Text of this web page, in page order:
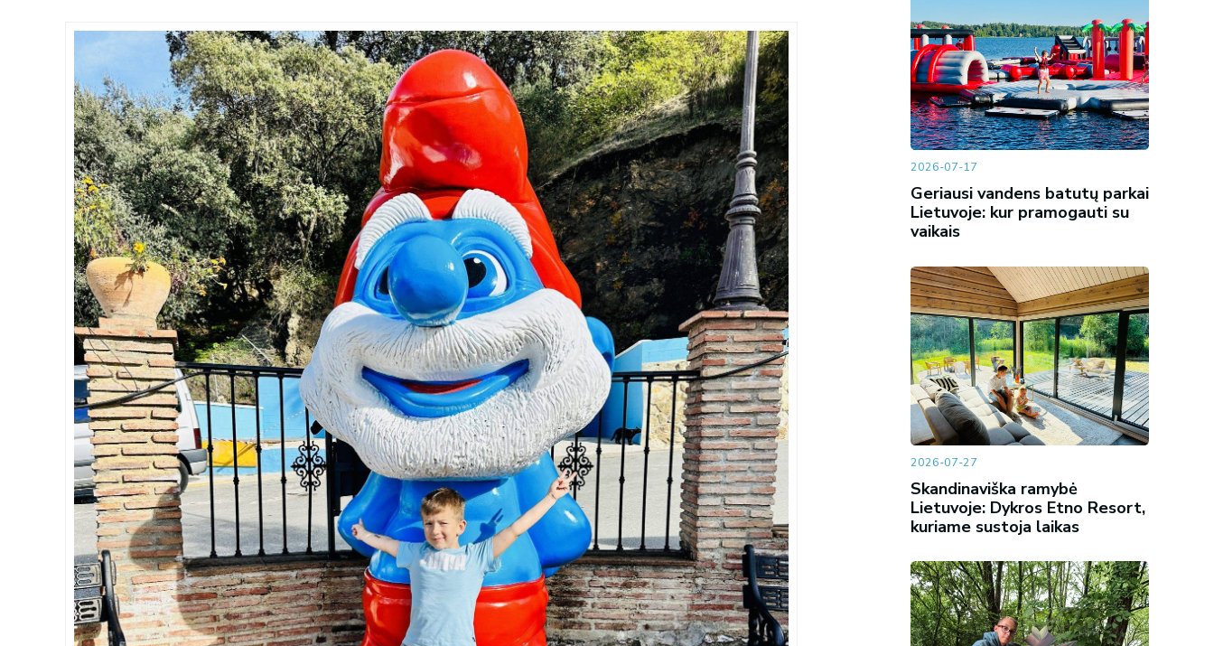
2026-07-17
Geriausi vandens batutų parkai
Lietuvoje: kur pramogauti su
vaikais
2026-07-27
Skandinaviška ramybė
Lietuvoje: Dykros Etno Resort,
kuriame sustoja laikas